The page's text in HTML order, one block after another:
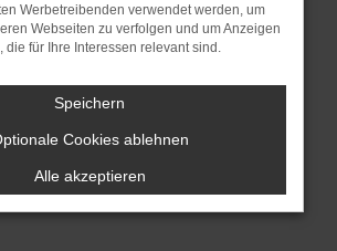
Umgebung. Die Auswahl ist enorm
finden Sie exakt den Maserati
der Ihnen bereits seit Jahren
besteht sogar die Möglichkeit, die
der Lackierung eine Auswahl zu
Werbetreibenden verwendet werden, um
Webseiten zu verfolgen und um Anzeigen
die für Ihre Interessen relevant sind.
Speichern
Cookies ablehnen
Alle akzeptieren